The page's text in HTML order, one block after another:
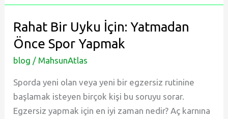
Nedir?
Ekstrem
Tatil
‣
Faydaları
Rahat Bir Uyku İçin: Yatmadan
Önce Spor Yapmak
blog / MahsunAtlas
Sporda yeni olan veya yeni bir egzersiz rutinine
başlamak isteyen birçok kişi bu soruyu sorar.
Egzersiz yapmak için en iyi zaman nedir? Aç karnına